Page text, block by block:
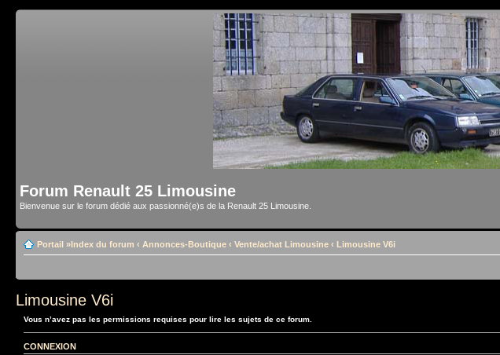
Forum Renault 25 Limousine
Bienvenue sur le forum dédié aux passionné(e)s de la Renault 25 Limousine.
Portail »Index du forum ‹ Annonces-Boutique ‹ Vente/achat Limousine ‹ Limousine V6i
Limousine V6i
Vous n’avez pas les permissions requises pour lire les sujets de ce forum.
CONNEXION